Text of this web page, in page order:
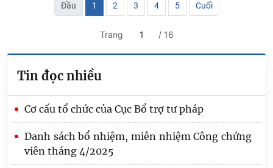
Đầu 1 2 3 4 5 Cuối
Trang / 16
Tin đọc nhiều
Cơ cấu tổ chức của Cục Bổ trợ tư pháp
Danh sách bổ nhiệm, miễn nhiệm Công chứng
viên tháng 4/2025